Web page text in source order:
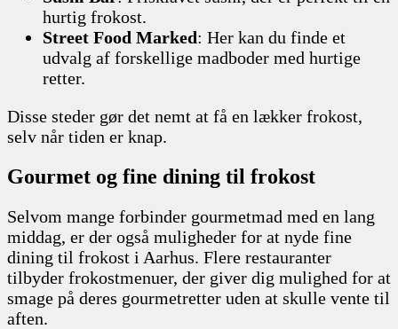
hurtig frokost.
Street Food Marked: Her kan du finde et
udvalg af forskellige madboder med hurtige
retter.
Disse steder gør det nemt at få en lækker frokost,
selv når tiden er knap.
Gourmet og fine dining til frokost
Selvom mange forbinder gourmetmad med en lang
middag, er der også muligheder for at nyde fine
dining til frokost i Aarhus. Flere restauranter
tilbyder frokostmenuer, der giver dig mulighed for at
smage på deres gourmetretter uden at skulle vente til
aften.